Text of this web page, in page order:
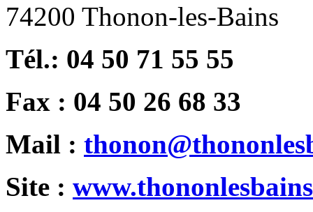
74200 Thonon-les-Bains
Tél.: 04 50 71 55 55
Fax : 04 50 26 68 33
Mail :
Site :